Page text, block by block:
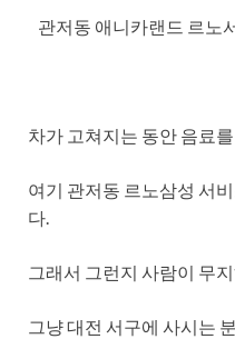
관저동 애니카랜드 르노
차가 고쳐지는 동안 음료
여기 관저동 르노삼성 서
다.
그래서 그런지 사람이 무
그냥 대전 서구에 사시는